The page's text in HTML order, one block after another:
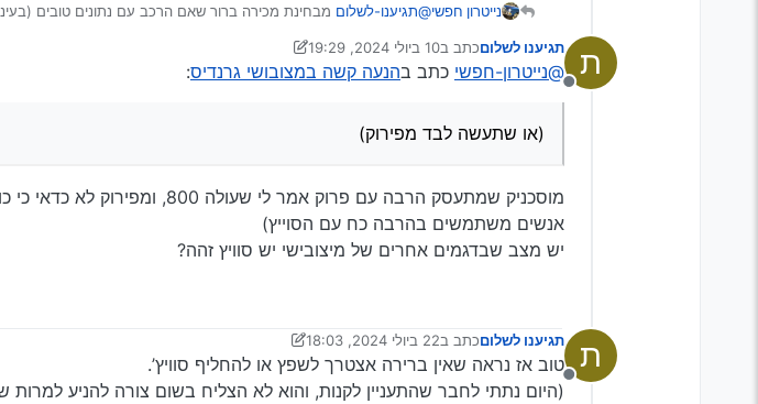
נייטרון חפשי@תגיענו-לשלום מבחינת מכירה ברור שאם הרכב עם נתונים טובים
ת
מנותק
תגיענו לשלוםכתב ב10 ביולי 2024, 19:29
נערך לאחרונה על ידי יעקב מ. פינס
@נייטרון-חפשי כתב בהנעה קשה במצובושי גרנדיס:
(או שתעשה לבד מפירוק)
מוסכניק שמתעסק הרבה עם פרוק אמר
אנשים משתמשים בהרבה כח עם הסוייץ)
יש מצב שבדגמים אחרים של מיצובישי יש סוויץ זהה?
ת
מנותק
תגיענו לשלוםכתב ב22 ביולי 2024, 18:03
נערך לאחרונה על ידי יעקב מ. פינס
טוב אז נראה שאין ברירה אצטרך לשפץ או להחליף סוויץ’.
(היום נתתי לחבר שהתעניין לקנות, והוא לא הצליח בשום צורה להניע